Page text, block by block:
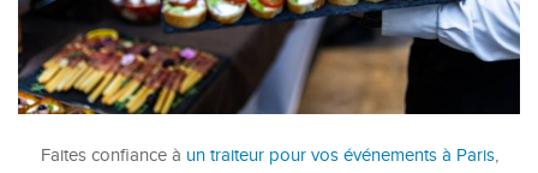
Faites confiance à un traiteur pour vos événements à Paris,